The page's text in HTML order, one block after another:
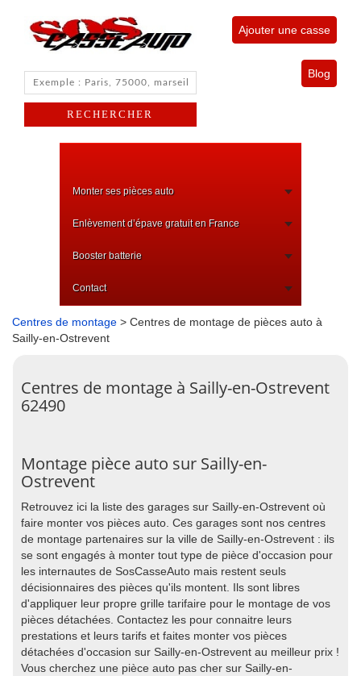
Ajouter une casse
Blog
Monter ses pièces auto
Enlèvement d’épave gratuit en France
Booster batterie
Contact
Centres de montage > Centres de montage de pièces auto à
Sailly-en-Ostrevent
Centres de montage à Sailly-en-Ostrevent
62490
Montage pièce auto sur Sailly-en-
Ostrevent
Retrouvez ici la liste des garages sur Sailly-en-Ostrevent où
faire monter vos pièces auto. Ces garages sont nos centres
de montage partenaires sur la ville de Sailly-en-Ostrevent : ils
se sont engagés à monter tout type de pièce d'occasion pour
les internautes de SosCasseAuto mais restent seuls
décisionnaires des pièces qu'ils montent. Ils sont libres
d'appliquer leur propre grille tarifaire pour le montage de vos
pièces détachées. Contactez les pour connaitre leurs
prestations et leurs tarifs et faites monter vos pièces
détachées d'occasion sur Sailly-en-Ostrevent au meilleur prix !
Vous cherchez une pièce auto pas cher sur Sailly-en-